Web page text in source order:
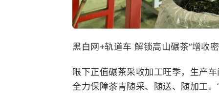
黑白网+轨道车 解锁高山碾茶“增收
眼下正值碾茶采收加工旺季，生产
全力保障茶青随采、随送、随加工